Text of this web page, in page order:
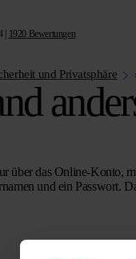
| 1920 Bewertungen
und Privatsphäre
über das Online-Konto,
und ein Passwort.